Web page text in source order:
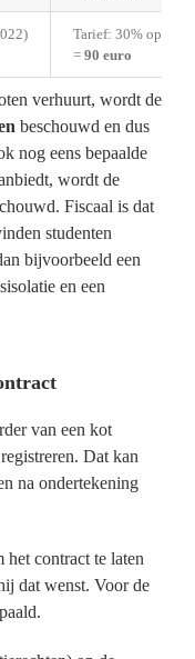
Tarief: 30% op
= 90 euro
verhuurt, wordt de
beschouwd en dus
nog eens bepaalde
wordt de
Fiscaal is dat
studenten
bijvoorbeeld een
en een
van een kot
Dat kan
na ondertekening
contract te laten
dat wenst. Voor de